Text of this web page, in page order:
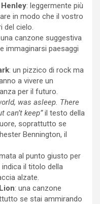
: leggermente più
in modo che il vostro
del cielo.
canzone suggestiva
immaginarsi paesaggi
: un pizzico di rock ma
a vivere un
per il futuro.
was asleep. There
can’t keep”il testo della
soprattutto se
Bennington, il
al punto giusto per
il titolo della
alzate.
: una canzone
se stai ammirando